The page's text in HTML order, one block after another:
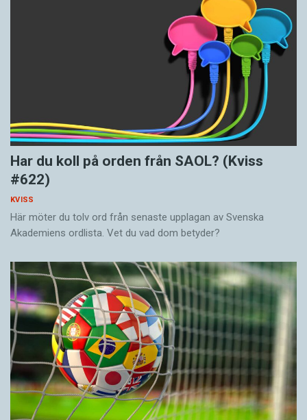
Har du koll på orden från SAOL? (Kviss
#622)
KVISS
Här möter du tolv ord från senaste upplagan av Svenska
Akademiens ordlista. Vet du vad dom betyder?